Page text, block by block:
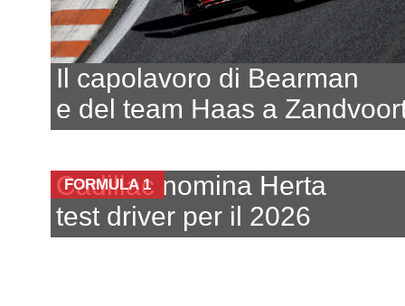
Il capolavoro di Bearman
e del team Haas a
FORMULA 1
Cadillac nomina Herta
test driver per il 2026